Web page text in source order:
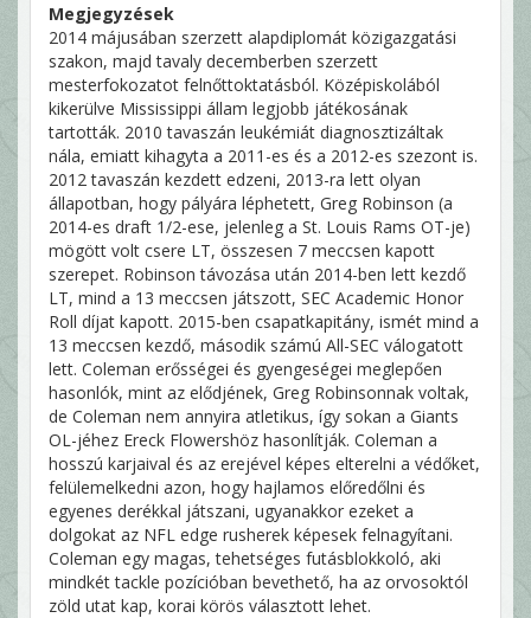
Megjegyzések
2014 májusában szerzett alapdiplomát közigazgatási
szakon, majd tavaly decemberben szerzett
mesterfokozatot felnőttoktatásból. Középiskolából
kikerülve Mississippi állam legjobb játékosának
tartották. 2010 tavaszán leukémiát diagnosztizáltak
nála, emiatt kihagyta a 2011-es és a 2012-es szezont is.
2012 tavaszán kezdett edzeni, 2013-ra lett olyan
állapotban, hogy pályára léphetett, Greg Robinson (a
2014-es draft 1/2-ese, jelenleg a St. Louis Rams OT-je)
mögött volt csere LT, összesen 7 meccsen kapott
szerepet. Robinson távozása után 2014-ben lett kezdő
LT, mind a 13 meccsen játszott, SEC Academic Honor
Roll díjat kapott. 2015-ben csapatkapitány, ismét mind a
13 meccsen kezdő, második számú All-SEC válogatott
lett. Coleman erősségei és gyengeségei meglepően
hasonlók, mint az elődjének, Greg Robinsonnak voltak,
de Coleman nem annyira atletikus, így sokan a Giants
OL-jéhez Ereck Flowershöz hasonlítják. Coleman a
hosszú karjaival és az erejével képes elterelni a védőket,
felülemelkedni azon, hogy hajlamos előredőlni és
egyenes derékkal játszani, ugyanakkor ezeket a
dolgokat az NFL edge rusherek képesek felnagyítani.
Coleman egy magas, tehetséges futásblokkoló, aki
mindkét tackle pozícióban bevethető, ha az orvosoktól
zöld utat kap, korai körös választott lehet.